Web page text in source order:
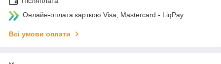
Онлайн-оплата карткою Visa, Mastercard - LiqPay
Всі умови оплати